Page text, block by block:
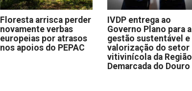
Floresta arrisca perder
novamente verbas
europeias por atrasos
nos apoios do PEPAC
IVDP entrega ao
Governo Plano para a
gestão sustentável e
valorização do setor
vitivinícola da Região
Demarcada do Douro